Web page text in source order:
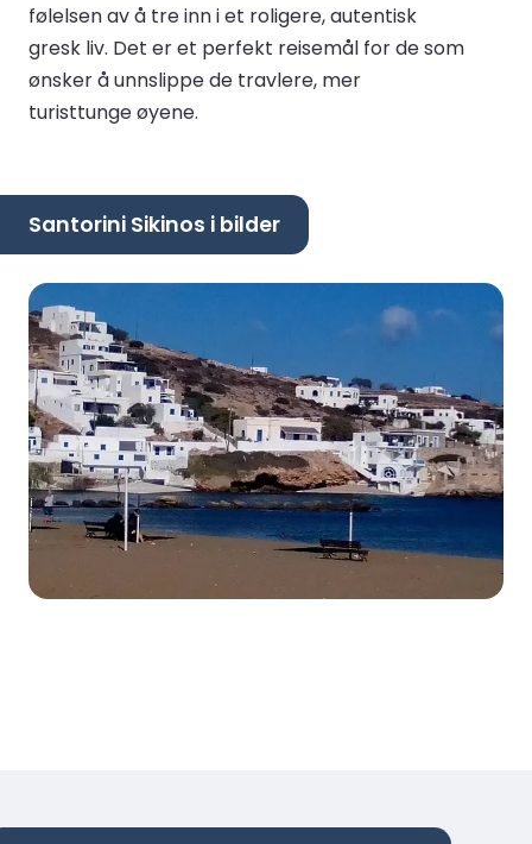
følelsen av å tre inn i et roligere, autentisk
gresk liv. Det er et perfekt reisemål for de som
ønsker å unnslippe de travlere, mer
turisttunge øyene.
Santorini Sikinos i bilder